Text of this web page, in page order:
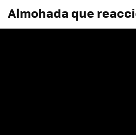
Almohada que